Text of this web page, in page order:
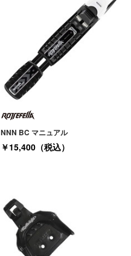
NNN BC マニュアル
￥15,400（税込）